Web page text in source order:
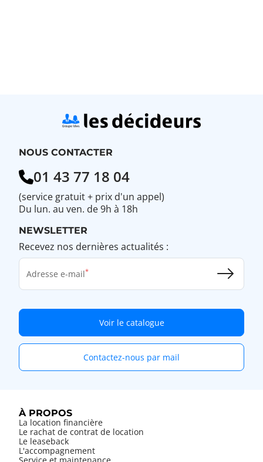
NOUS CONTACTER
01 43 77 18 04
(service gratuit + prix d'un appel)
Du lun. au ven. de 9h à 18h
NEWSLETTER
Recevez nos dernières actualités :
Adresse e-mail
Voir le catalogue
Contactez-nous par mail
À PROPOS
La location financière
Le rachat de contrat de location
Le leaseback
L'accompagnement